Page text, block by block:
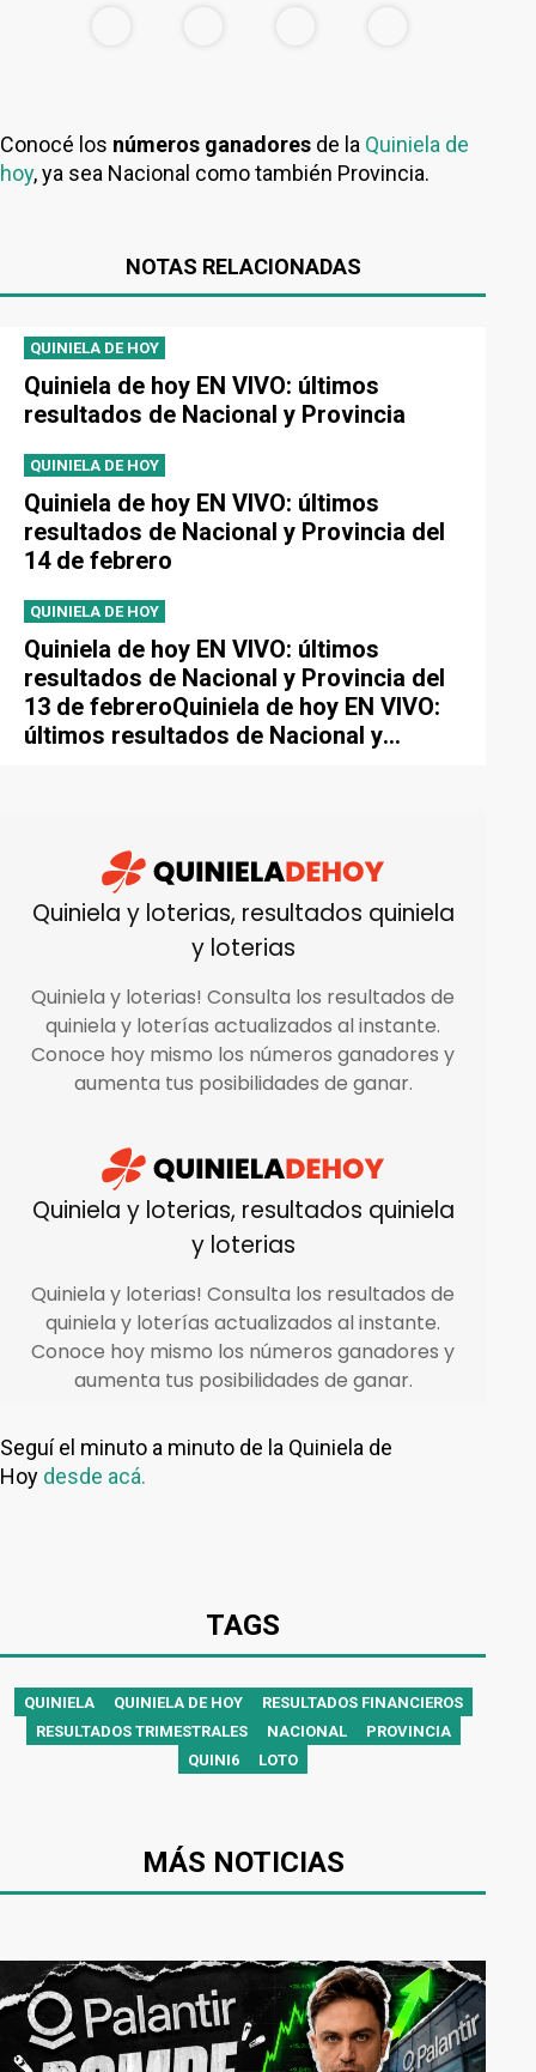
Conocé los números ganadores de la Quiniela de
hoy, ya sea Nacional como también Provincia.
NOTAS RELACIONADAS
QUINIELA DE HOY
Quiniela de hoy EN VIVO: últimos
resultados de Nacional y Provincia
QUINIELA DE HOY
Quiniela de hoy EN VIVO: últimos
resultados de Nacional y Provincia del
14 de febrero
QUINIELA DE HOY
Quiniela de hoy EN VIVO: últimos
resultados de Nacional y Provincia del
13 de febreroQuiniela de hoy EN VIVO:
últimos resultados de Nacional y
Seguí el minuto a minuto de la Quiniela de
Hoy desde acá.
TAGS
QUINIELA QUINIELA DE HOY
RESULTADOS FINANCIEROS
RESULTADOS TRIMESTRALES
NACIONAL
PROVINCIA
QUINI6
LOTO
MÁS NOTICIAS